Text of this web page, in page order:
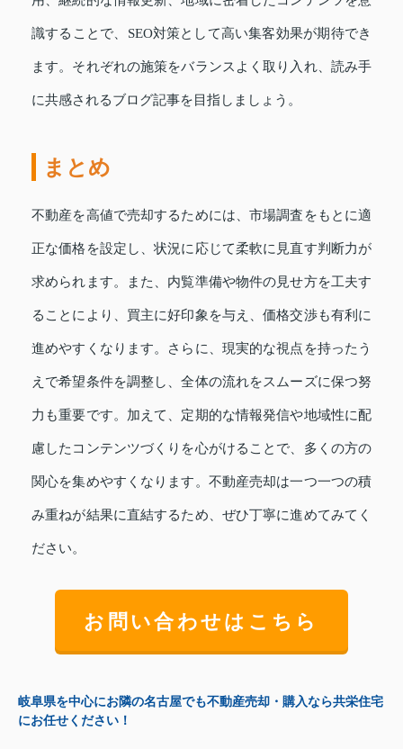
識することで、SEO対策として高い集客効果が期待でき
ます。それぞれの施策をバランスよく取り入れ、読み手
に共感されるブログ記事を目指しましょう。
まとめ
不動産を高値で売却するためには、市場調査をもとに適
正な価格を設定し、状況に応じて柔軟に見直す判断力が
求められます。また、内覧準備や物件の見せ方を工夫す
ることにより、買主に好印象を与え、価格交渉も有利に
進めやすくなります。さらに、現実的な視点を持ったう
えで希望条件を調整し、全体の流れをスムーズに保つ努
力も重要です。加えて、定期的な情報発信や地域性に配
慮したコンテンツづくりを心がけることで、多くの方の
関心を集めやすくなります。不動産売却は一つ一つの積
み重ねが結果に直結するため、ぜひ丁寧に進めてみてく
ださい。
お問い合わせはこちら
岐阜県を中心にお隣の名古屋でも不動産売却・購入なら共栄住宅
にお任せください！